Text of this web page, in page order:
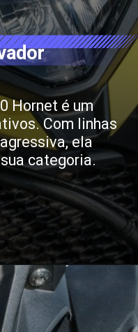
Hornet é um
Com linhas
ela
categoria.